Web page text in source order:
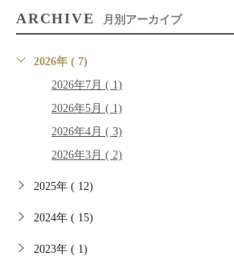
ARCHIVE 月別アーカイブ
2026年 ( 7)
2026年7月 ( 1)
2026年5月 ( 1)
2026年4月 ( 3)
2026年3月 ( 2)
2025年 ( 12)
2024年 ( 15)
2023年 ( 1)